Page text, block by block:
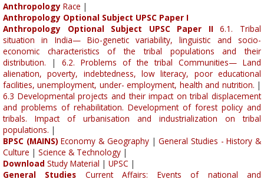
Anthropology Race |
Anthropology Optional Subject UPSC Paper I
Anthropology Optional Subject UPSC Paper II
6.1. Tribal
situation in India— Bio-genetic variability, linguistic and socio-
economic characteristics of the tribal populations and their
distribution. | 6.2. Problems of the tribal Communities— Land
alienation, poverty, indebtedness, low literacy, poor educational
facilities, unemployment, under- employment, health and nutrition. |
6.3 Developmental projects and their impact on tribal displacement
and problems of rehabilitation. Development of forest policy and
tribals. Impact of urbanisation and industrialization on tribal
populations. |
BPSC (MAINS) Economy & Geography|General Studies - History &
Culture | Science & Technology |
Download Study Material | UPSC |
General Studies
Current Affairs: Events of national and